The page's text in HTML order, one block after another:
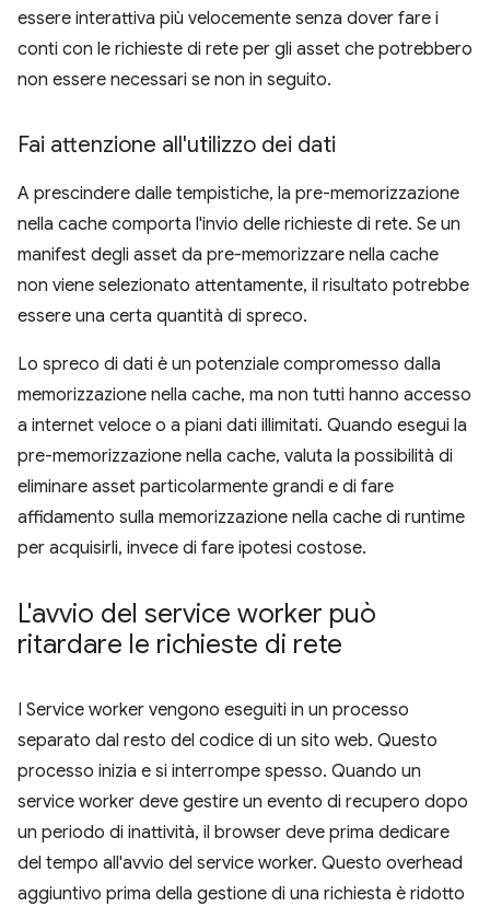
essere interattiva più velocemente senza dover fare i
conti con le richieste di rete per gli asset che potrebbero
non essere necessari se non in seguito.
Fai attenzione all'utilizzo dei dati
A prescindere dalle tempistiche, la pre-memorizzazione
nella cache comporta l'invio delle richieste di rete. Se un
manifest degli asset da pre-memorizzare nella cache
non viene selezionato attentamente, il risultato potrebbe
essere una certa quantità di spreco.
Lo spreco di dati è un potenziale compromesso dalla
memorizzazione nella cache, ma non tutti hanno accesso
a internet veloce o a piani dati illimitati. Quando esegui la
pre-memorizzazione nella cache, valuta la possibilità di
eliminare asset particolarmente grandi e di fare
affidamento sulla memorizzazione nella cache di runtime
per acquisirli, invece di fare ipotesi costose.
L'avvio del service worker può
ritardare le richieste di rete
I Service worker vengono eseguiti in un processo
separato dal resto del codice di un sito web. Questo
processo inizia e si interrompe spesso. Quando un
service worker deve gestire un evento di recupero dopo
un periodo di inattività, il browser deve prima dedicare
del tempo all'avvio del service worker. Questo overhead
aggiuntivo prima della gestione di una richiesta è ridotto